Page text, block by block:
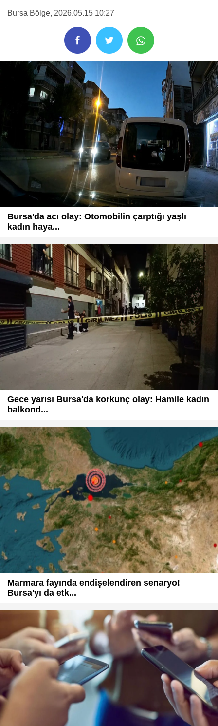
Bursa Bölge, 2026.05.15 10:27
Bursa'da acı olay: Otomobilin çarptığı yaşlı
kadın haya...
Gece yarısı Bursa'da korkunç olay: Hamile kadın
balkond...
Marmara fayında endişelendiren senaryo!
Bursa'yı da etk...